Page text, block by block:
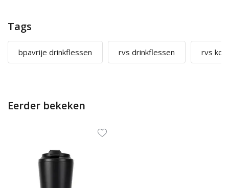
Tags
bpavrije drinkflessen rvs drinkflessen rvs
Eerder bekeken